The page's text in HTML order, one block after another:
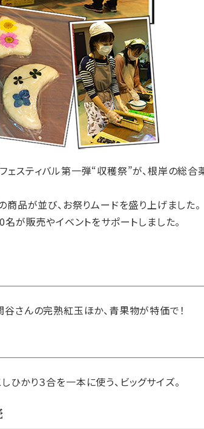
スティバル第一弾“収穫祭”が、根岸の総
商品が並び、お祭りムードを盛り上げました。
が販売やイベントをサポートしました。
さんの完熟紅玉ほか、青果物が特価で！
かり３合を一本に使う、ビッグサイズ。